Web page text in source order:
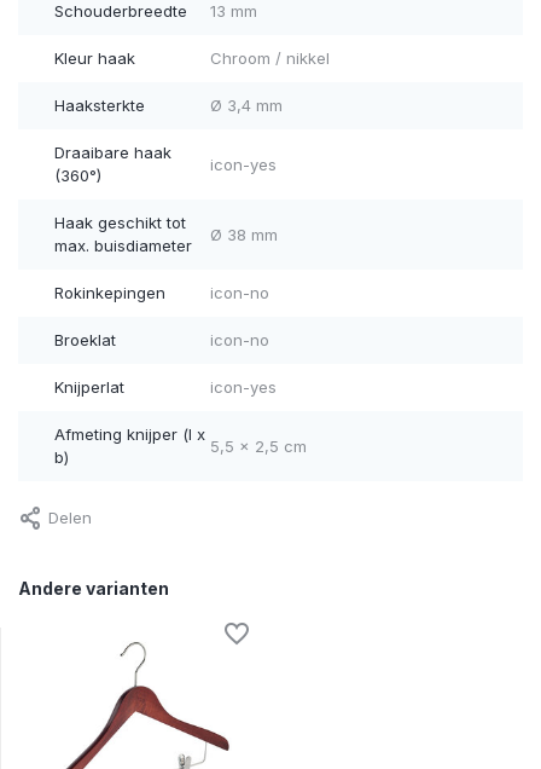
Schouderbreedte 13 mm
Kleur haak Chroom / nikkel
Haaksterkte Ø 3,4 mm
Draaibare haak
(360°)
icon-yes
Haak geschikt tot
max. buisdiameter
Ø 38 mm
Rokinkepingen icon-no
Broeklat icon-no
Knijperlat icon-yes
Afmeting knijper (l x
b)
5,5 x 2,5 cm
Delen
Andere varianten